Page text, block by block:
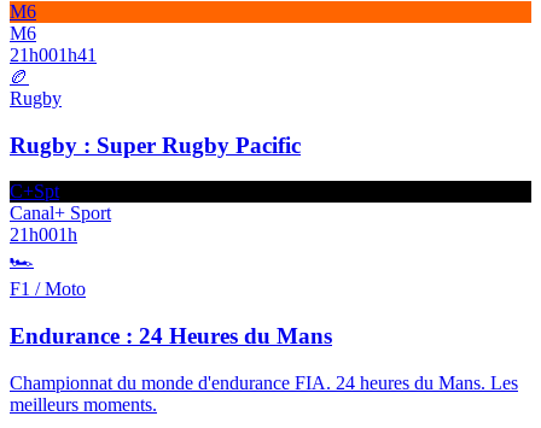
M6
M6
21h001h41
🏉
Rugby
Rugby : Super Rugby Pacific
C+Spt
Canal+ Sport
21h001h
🏎️
F1 / Moto
Endurance : 24 Heures du Mans
Championnat du monde d'endurance FIA. 24 heures du Mans. Les
meilleurs moments.